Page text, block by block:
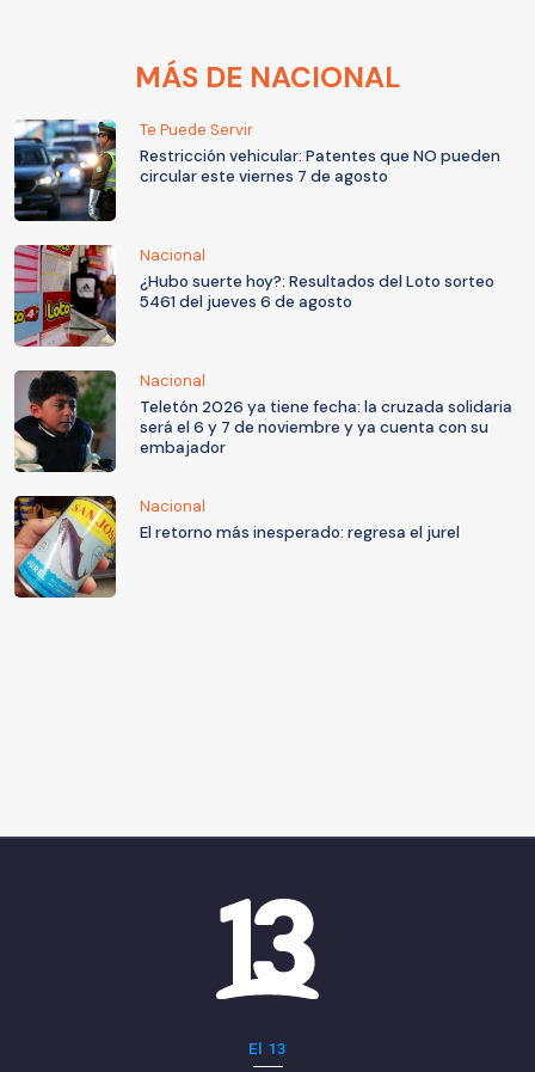
MÁS DE NACIONAL
Te Puede Servir
Restricción vehicular: Patentes que NO pueden
circular este viernes 7 de agosto
Nacional
¿Hubo suerte hoy?: Resultados del Loto sorteo
5461 del jueves 6 de agosto
Nacional
Teletón 2026 ya tiene fecha: la cruzada solidaria
será el 6 y 7 de noviembre y ya cuenta con su
embajador
Nacional
El retorno más inesperado: regresa el jurel
El 13